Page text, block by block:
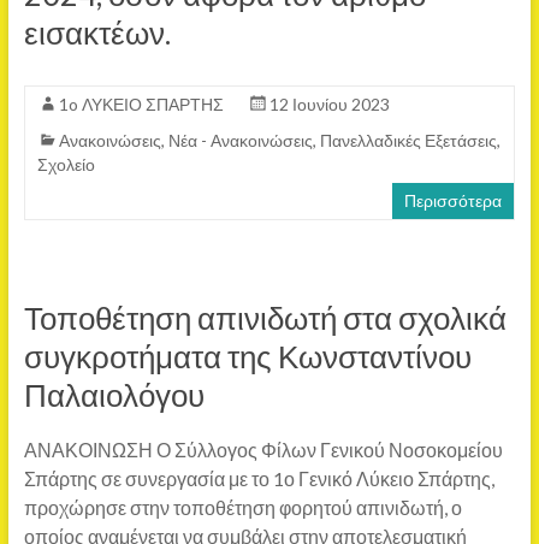
εισακτέων.
1o ΛΥΚΕΙΟ ΣΠΑΡΤΗΣ
12 Ιουνίου 2023
Ανακοινώσεις, Νέα - Ανακοινώσεις, Πανελλαδικές Εξετάσεις,
Σχολείο
Περισσότερα
Τοποθέτηση απινιδωτή στα σχολικά
συγκροτήματα της Κωνσταντίνου
Παλαιολόγου
ΑΝΑΚΟΙΝΩΣΗ Ο Σύλλογος Φίλων Γενικού Νοσοκομείου
Σπάρτης σε συνεργασία με το 1ο Γενικό Λύκειο Σπάρτης,
προχώρησε στην τοποθέτηση φορητού απινιδωτή, ο
οποίος αναμένεται να συμβάλει στην αποτελεσματική